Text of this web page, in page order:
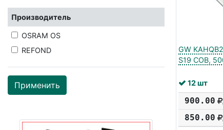
Производитель
OSRAM OS
REFOND
Применить
GW
S19 COB,
12 шт
900.00
850.00